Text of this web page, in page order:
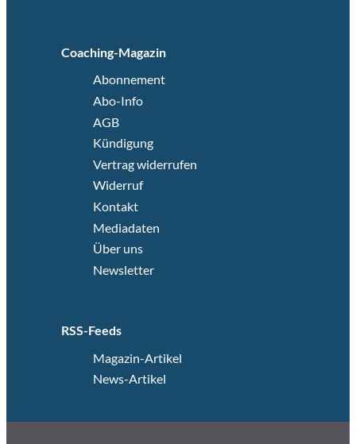
Coaching-Magazin
Abonnement
Abo-Info
AGB
Kündigung
Vertrag widerrufen
Widerruf
Kontakt
Mediadaten
Über uns
Newsletter
RSS-Feeds
Magazin-Artikel
News-Artikel